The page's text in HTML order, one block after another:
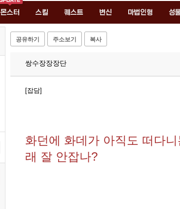
몬스터 스킬 퀘스트 변신 마법인형 성
공유하기 주소보기 복사
쌍수장장장단
[잡담]
화던에 화데가 아직도 떠다니
래 잘 안잡나?